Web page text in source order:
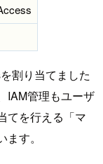
割り当てました
IAM管理もユーザ
てを行える「マ
す。